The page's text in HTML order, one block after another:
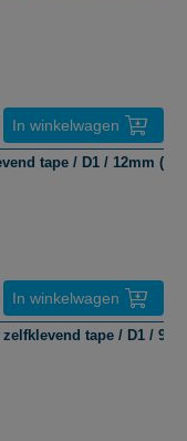
In winkelwagen
tape / D1 / 12mm
In winkelwagen
tape / D1 /